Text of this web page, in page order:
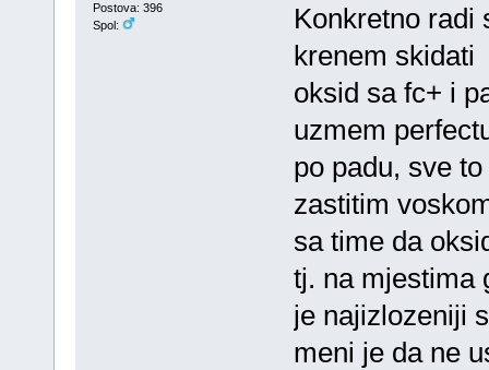
Postova: 396
Spol:
Konkretno radi
krenem skidati
oksid sa fc+ i
uzmem
po padu, sve
zastitim
sa time da
tj. na mjestima
je najizlozeniji
meni je da ne